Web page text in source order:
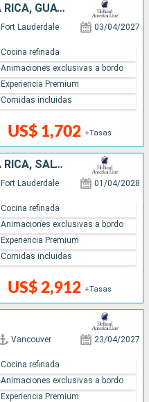
COLOMBIA, PANAMÁ, COSTA RICA, GUATEMALA, MÉXICO, ESTADOS UNIDOS, CANADÁ
Fort Lauderdale 03/04/2027
US$ 1,702 +Tasas
Cocina refinada
Animaciones exclusivas a bordo
Experiencia Premium
Comidas incluidas
COLOMBIA, PANAMÁ, COSTA RICA, SALVADOR, GUATEMALA, MÉXICO, ESTADOS UNIDOS, CANADÁ
Fort Lauderdale 01/04/2028
US$ 2,912 +Tasas
Cocina refinada
Animaciones exclusivas a bordo
Experiencia Premium
Comidas incluidas
Vancouver 23/04/2027
Cocina refinada
Animaciones exclusivas a bordo
Experiencia Premium